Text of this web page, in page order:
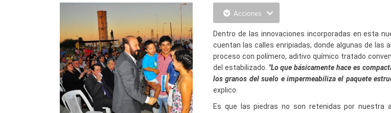
Acciones
Dentro de las innovaciones incorporadas en esta
cuentan las calles enripiadas, donde algunas de las
proceso con polímero, aditivo químico tratado
del estabilizado. "Lo que básicamente hace es
los granos del suelo e impermeabiliza el paquete
explico.
Es que las piedras no son retenidas por nuestra